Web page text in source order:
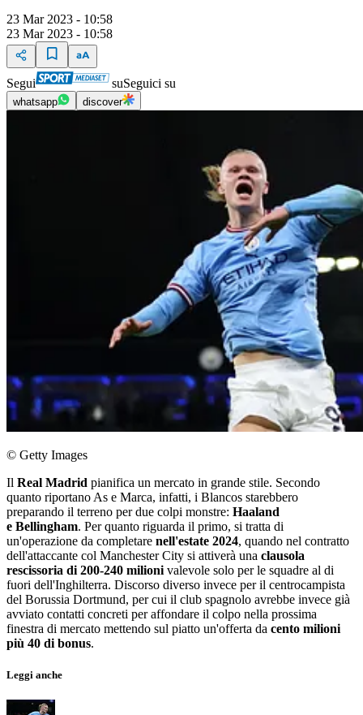
23 Mar 2023 - 10:58
23 Mar 2023 - 10:58
Segui suSeguici su
whatsapp discover
© Getty Images
Il Real Madrid pianifica un mercato in grande stile. Secondo
quanto riportano As e Marca, infatti, i Blancos starebbero
preparando il terreno per due colpi monstre: Haaland
e Bellingham. Per quanto riguarda il primo, si tratta di
un'operazione da completare nell'estate 2024, quando nel contratto
dell'attaccante col Manchester City si attiverà una clausola
rescissoria di 200-240 milioni valevole solo per le squadre al di
fuori dell'Inghilterra. Discorso diverso invece per il centrocampista
del Borussia Dortmund, per cui il club spagnolo avrebbe invece già
avviato contatti concreti per affondare il colpo nella prossima
finestra di mercato mettendo sul piatto un'offerta da cento milioni
più 40 di bonus.
Leggi anche